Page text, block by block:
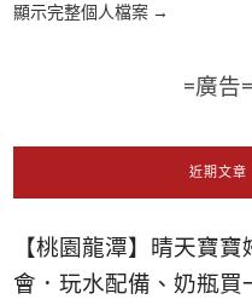
顯示完整個人檔案 →
=廣告=
近期文章
【桃園龍潭】晴天寶
會．玩水配備、奶瓶買